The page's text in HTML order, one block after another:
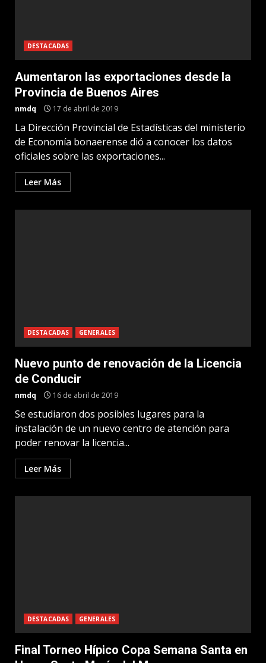
DESTACADAS
Aumentaron las exportaciones desde la
Provincia de Buenos Aires
nmdq 17 de abril de 2019
La Dirección Provincial de Estadísticas del ministerio
de Economía bonaerense dió a conocer los datos
oficiales sobre las exportaciones...
Leer Más
DESTACADAS GENERALES
Nuevo punto de renovación de la Licencia
de Conducir
nmdq 16 de abril de 2019
Se estudiaron dos posibles lugares para la
instalación de un nuevo centro de atención para
poder renovar la licencia...
Leer Más
DESTACADAS GENERALES
Final Torneo Hípico Copa Semana Santa en